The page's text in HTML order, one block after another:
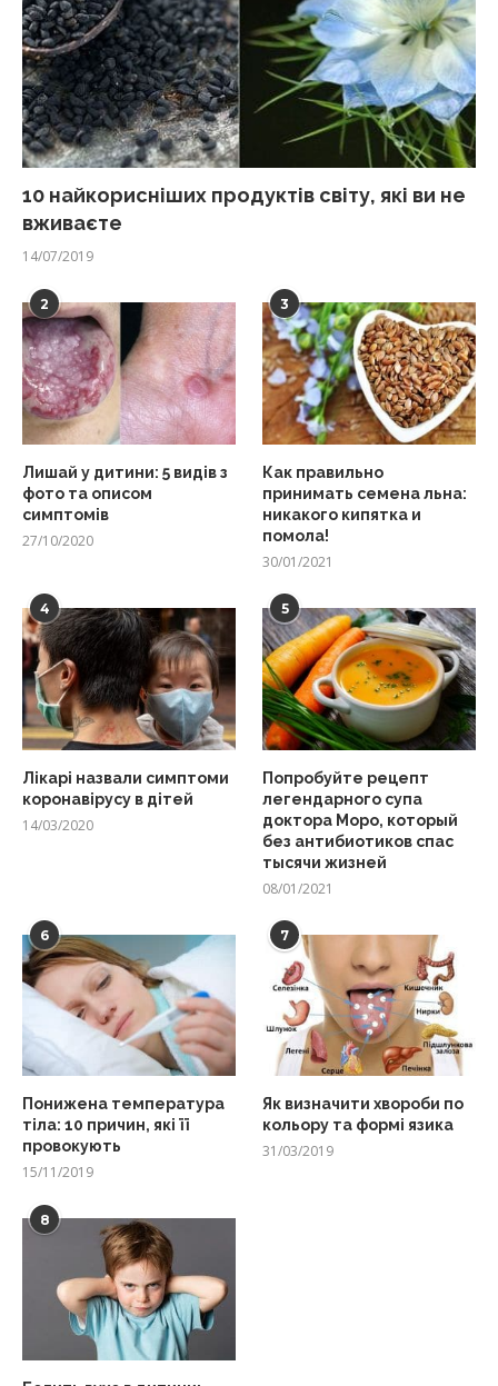
10 найкорисніших продуктів світу, які ви не
вживаєте
14/07/2019
2
Лишай у дитини: 5 видів з
фото та описом
симптомів
27/10/2020
3
Как правильно
принимать семена льна:
никакого кипятка и
помола!
30/01/2021
4
Лікарі назвали симптоми
коронавірусу в дітей
14/03/2020
5
Попробуйте рецепт
легендарного супа
доктора Моро, который
без антибиотиков спас
тысячи жизней
08/01/2021
6
Понижена температура
тіла: 10 причин, які її
провокують
15/11/2019
7
Як визначити хвороби по
кольору та формі язика
31/03/2019
8